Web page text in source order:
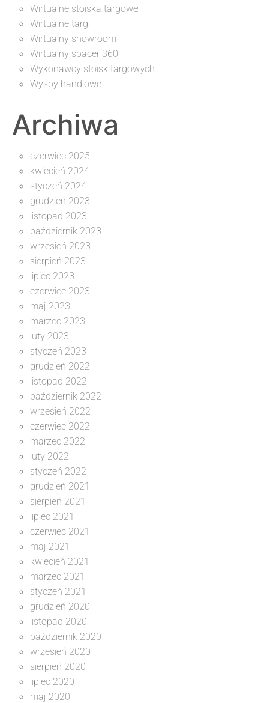
Wirtualne stoiska targowe
Wirtualne targi
Wirtualny showroom
Wirtualny spacer 360
Wykonawcy stoisk targowych
Wyspy handlowe
Archiwa
czerwiec 2025
kwiecień 2024
styczeń 2024
grudzień 2023
listopad 2023
październik 2023
wrzesień 2023
sierpień 2023
lipiec 2023
czerwiec 2023
maj 2023
marzec 2023
luty 2023
styczeń 2023
grudzień 2022
listopad 2022
październik 2022
wrzesień 2022
czerwiec 2022
marzec 2022
luty 2022
styczeń 2022
grudzień 2021
sierpień 2021
lipiec 2021
czerwiec 2021
maj 2021
kwiecień 2021
marzec 2021
styczeń 2021
grudzień 2020
listopad 2020
październik 2020
wrzesień 2020
sierpień 2020
lipiec 2020
maj 2020